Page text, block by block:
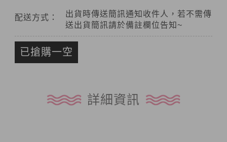
配送方式：
出貨時傳送簡訊通知收件人，若不需傳
送出貨簡訊請於備註欄位告知~
已搶購一空
詳細資訊